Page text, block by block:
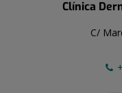
Clínica
C/